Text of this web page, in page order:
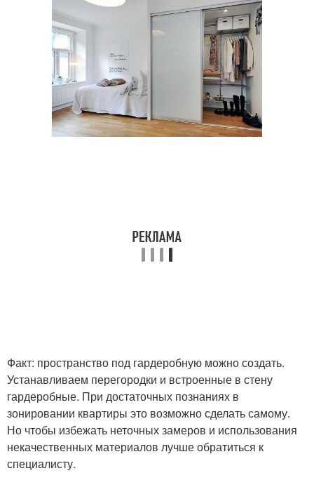
Факт: пространство под гардеробную можно создать.
Устанавливаем перегородки и встроенные в стену
гардеробные. При достаточных познаниях в
зонировании квартиры это возможно сделать самому.
Но чтобы избежать неточных замеров и использования
некачественных материалов лучше обратиться к
специалисту.